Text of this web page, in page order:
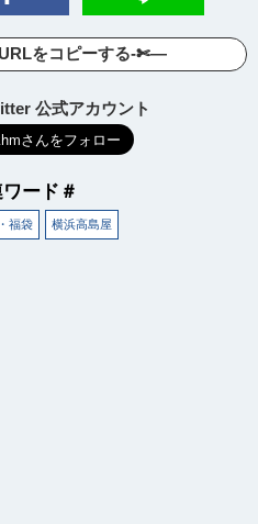
をコピーする-✄—
公式アカウント
ワード＃
福袋 横浜高島屋